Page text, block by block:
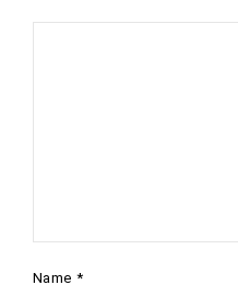
Name *